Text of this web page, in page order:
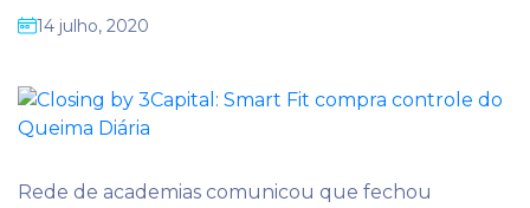
14 julho, 2020
Rede de academias comunicou que fechou